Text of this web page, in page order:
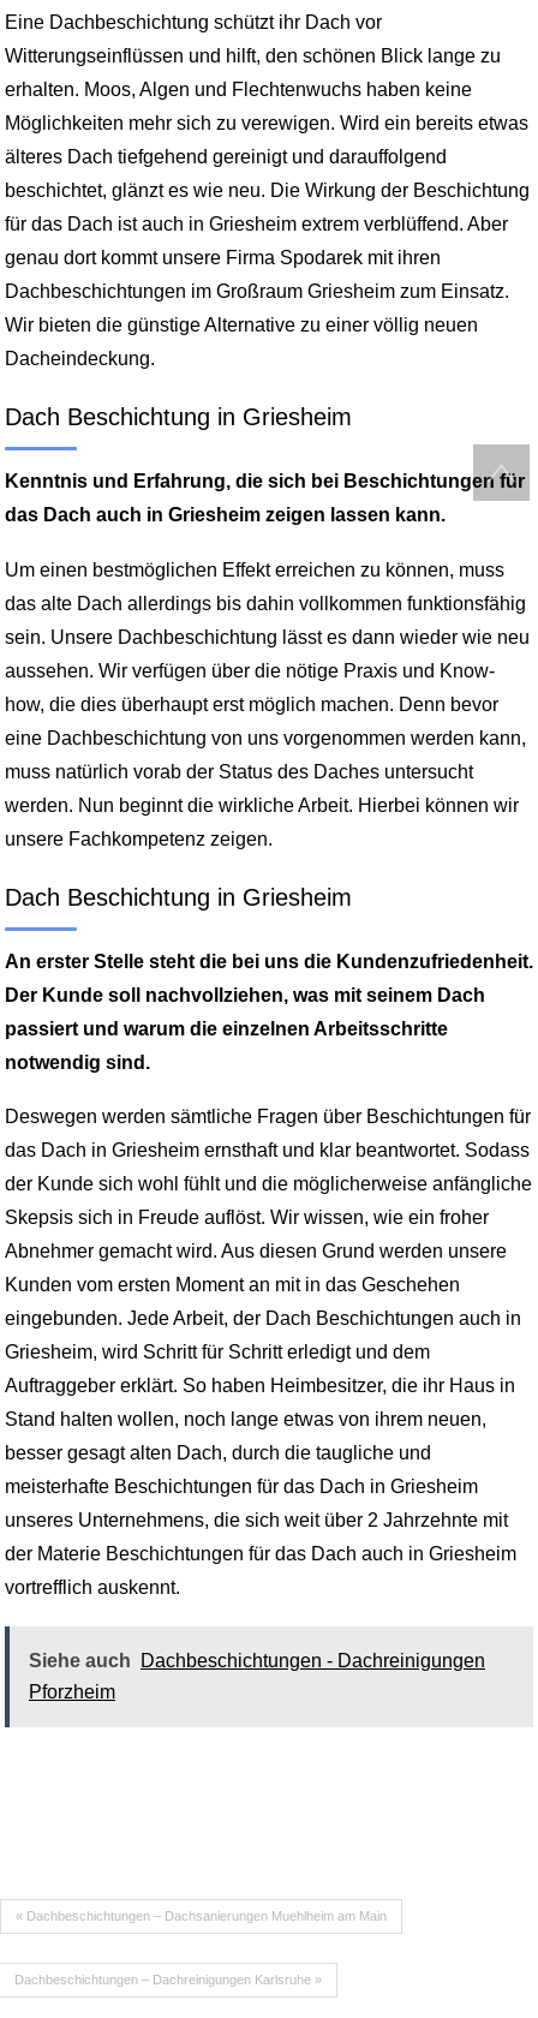
Eine Dachbeschichtung schützt ihr Dach vor
Witterungseinflüssen und hilft, den schönen Blick lange zu
erhalten. Moos, Algen und Flechtenwuchs haben keine
Möglichkeiten mehr sich zu verewigen. Wird ein bereits etwas
älteres Dach tiefgehend gereinigt und darauffolgend
beschichtet, glänzt es wie neu. Die Wirkung der Beschichtung
für das Dach ist auch in Griesheim extrem verblüffend. Aber
genau dort kommt unsere Firma Spodarek mit ihren
Dachbeschichtungen im Großraum Griesheim zum Einsatz.
Wir bieten die günstige Alternative zu einer völlig neuen
Dacheindeckung.
Dach Beschichtung in Griesheim
Kenntnis und Erfahrung, die sich bei Beschichtungen für
das Dach auch in Griesheim zeigen lassen kann.
Um einen bestmöglichen Effekt erreichen zu können, muss
das alte Dach allerdings bis dahin vollkommen funktionsfähig
sein. Unsere Dachbeschichtung lässt es dann wieder wie neu
aussehen. Wir verfügen über die nötige Praxis und Know-
how, die dies überhaupt erst möglich machen. Denn bevor
eine Dachbeschichtung von uns vorgenommen werden kann,
muss natürlich vorab der Status des Daches untersucht
werden. Nun beginnt die wirkliche Arbeit. Hierbei können wir
unsere Fachkompetenz zeigen.
Dach Beschichtung in Griesheim
An erster Stelle steht die bei uns die Kundenzufriedenheit.
Der Kunde soll nachvollziehen, was mit seinem Dach
passiert und warum die einzelnen Arbeitsschritte
notwendig sind.
Deswegen werden sämtliche Fragen über Beschichtungen für
das Dach in Griesheim ernsthaft und klar beantwortet. Sodass
der Kunde sich wohl fühlt und die möglicherweise anfängliche
Skepsis sich in Freude auflöst. Wir wissen, wie ein froher
Abnehmer gemacht wird. Aus diesen Grund werden unsere
Kunden vom ersten Moment an mit in das Geschehen
eingebunden. Jede Arbeit, der Dach Beschichtungen auch in
Griesheim, wird Schritt für Schritt erledigt und dem
Auftraggeber erklärt. So haben Heimbesitzer, die ihr Haus in
Stand halten wollen, noch lange etwas von ihrem neuen,
besser gesagt alten Dach, durch die taugliche und
meisterhafte Beschichtungen für das Dach in Griesheim
unseres Unternehmens, die sich weit über 2 Jahrzehnte mit
der Materie Beschichtungen für das Dach auch in Griesheim
vortrefflich auskennt.
Siehe auch
Dachbeschichtungen - Dachreinigungen
Pforzheim
« Dachbeschichtungen – Dachsanierungen Muehlheim am Main
Dachbeschichtungen – Dachreinigungen Karlsruhe »